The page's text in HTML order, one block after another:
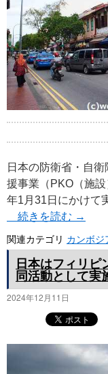
日本の防衛省・自
援事業（PKO（施
年1月31日にかけて
続きを読む →
関連カテゴリ カンボジ
日本はフィリピ
同活動として実
2024年12月11日